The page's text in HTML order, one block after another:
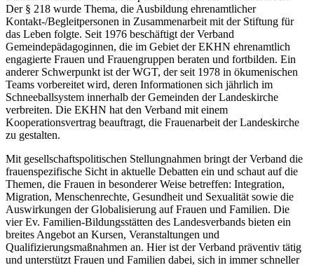
Der § 218 wurde Thema, die Ausbildung ehrenamtlicher
Kontakt-/Begleitpersonen in Zusammenarbeit mit der Stiftung für
das Leben folgte. Seit 1976 beschäftigt der Verband
Gemeindepädagoginnen, die im Gebiet der EKHN ehrenamtlich
engagierte Frauen und Frauengruppen beraten und fortbilden. Ein
anderer Schwerpunkt ist der WGT, der seit 1978 in ökumenischen
Teams vorbereitet wird, deren Informationen sich jährlich im
Schneeballsystem innerhalb der Gemeinden der Landeskirche
verbreiten. Die EKHN hat den Verband mit einem
Kooperationsvertrag beauftragt, die Frauenarbeit der Landeskirche
zu gestalten.
Mit gesellschaftspolitischen Stellungnahmen bringt der Verband die
frauenspezifische Sicht in aktuelle Debatten ein und schaut auf die
Themen, die Frauen in besonderer Weise betreffen: Integration,
Migration, Menschenrechte, Gesundheit und Sexualität sowie die
Auswirkungen der Globalisierung auf Frauen und Familien. Die
vier Ev. Familien-Bildungsstätten des Landesverbands bieten ein
breites Angebot an Kursen, Veranstaltungen und
Qualifizierungsmaßnahmen an. Hier ist der Verband präventiv tätig
und unterstützt Frauen und Familien dabei, sich in immer schneller